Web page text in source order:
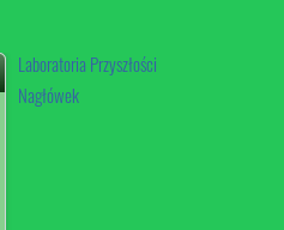
Laboratoria Przyszłości
Nagłówek